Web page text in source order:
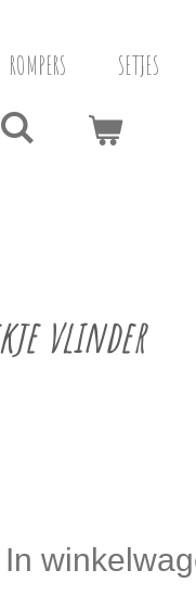
ROMPERS SETJES
vlinder
In